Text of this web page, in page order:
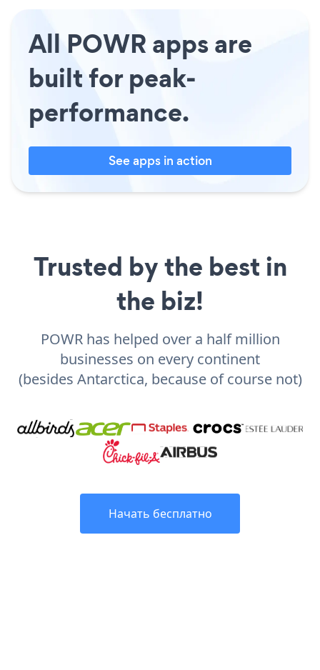
All POWR apps are
built for peak-
performance.
See apps in action
Trusted by the best in
the biz!
POWR has helped over a half million
businesses on every continent
(besides Antarctica, because of course not)
Начать бесплатно